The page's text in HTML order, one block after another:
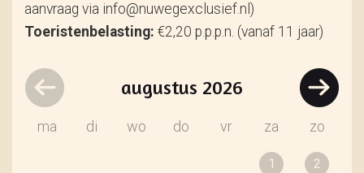
aanvraag via info@nuwegexclusief.nl)
Toeristenbelasting: €2,20 p.p.p.n. (vanaf 11 jaar)
augustus 2026
ma di wo do vr za zo
1 2